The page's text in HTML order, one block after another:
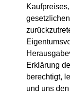
Erklärung
berechtigt,
und uns